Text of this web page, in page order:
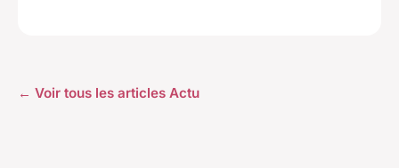
← Voir tous les articles Actu